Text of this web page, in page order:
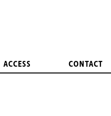
ACCESS CONTACT